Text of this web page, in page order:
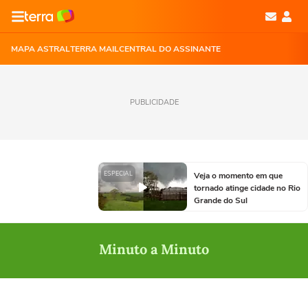
MAPA ASTRALTERRA MAILCENTRAL DO ASSINANTE
PUBLICIDADE
ESPECIAL
Veja o momento em que
tornado atinge cidade no Rio
Grande do Sul
Minuto a Minuto